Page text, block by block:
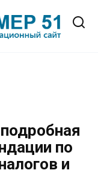
по
и